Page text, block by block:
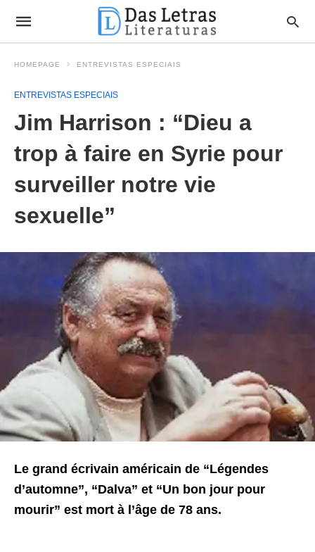
HOMEPAGE ENTREVISTAS ESPECIAIS
ENTREVISTAS ESPECIAIS
Jim Harrison : “Dieu a
trop à faire en Syrie pour
surveiller notre vie
sexuelle”
Le grand écrivain américain de “Légendes
d’automne”, “Dalva” et “Un bon jour pour
mourir” est mort à l’âge de 78 ans.